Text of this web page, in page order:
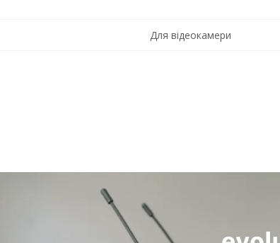
Для відеокамери
Аналоговий